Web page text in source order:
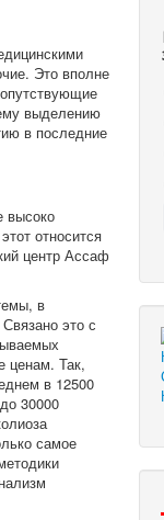
Это вполне
выделению
в последние
высоко
относится
центр Ассаф
в
это с
ценам. Так,
в 12500
30000
самое